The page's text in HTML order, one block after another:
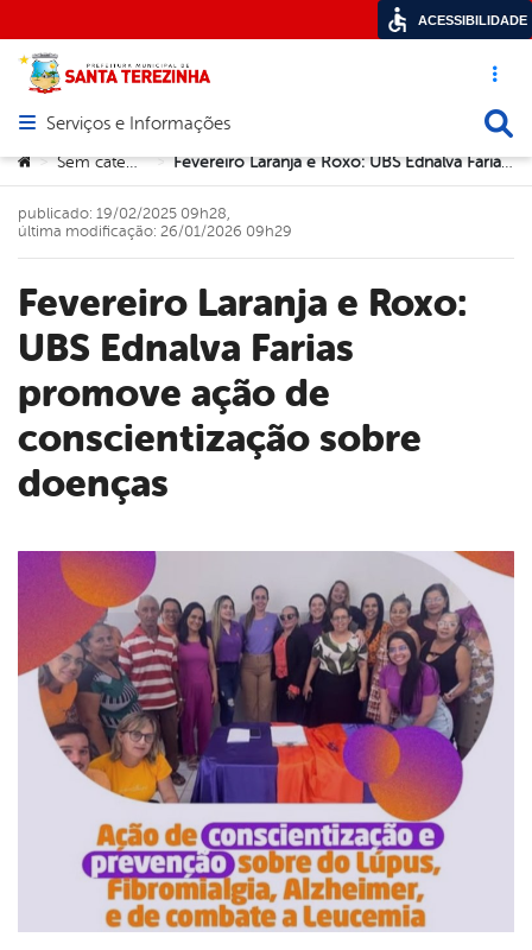
Acesso
Abrir menu principal de navegação
Serviços e Informações
Você está aqui:
> Sem categoria > Fevereiro Laranja e Roxo: UBS Ednalva Farias promove ação de conscientização sobre doenças
Fevereiro Laranja e Roxo:
UBS Ednalva Farias
promove ação de
conscientização sobre
doenças
publicado: 19/02/2025 09h28,
última modificação: 26/01/2026 09h29
ACESSIBILIDADE